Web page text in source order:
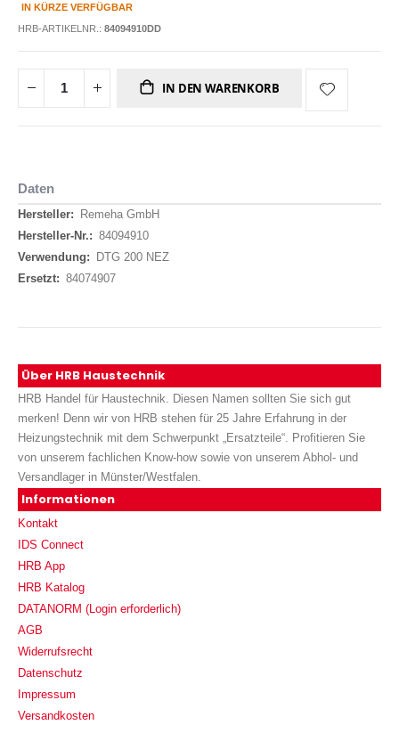
IN KÜRZE VERFÜGBAR
HRB-ARTIKELNR.: 84094910DD
IN DEN WARENKORB
Daten
Daten
Remeha GmbH
84094910
DTG 200 NEZ
84074907
Über HRB Haustechnik
HRB Handel für Haustechnik. Diesen Namen sollten Sie sich gut
merken! Denn wir von HRB stehen für 25 Jahre Erfahrung in der
Heizungstechnik mit dem Schwerpunkt „Ersatzteile“. Profitieren Sie
von unserem fachlichen Know-how sowie von unserem Abhol- und
Versandlager in Münster/Westfalen.
Informationen
Kontakt
IDS Connect
HRB App
HRB Katalog
DATANORM (Login erforderlich)
AGB
Widerrufsrecht
Datenschutz
Impressum
Versandkosten